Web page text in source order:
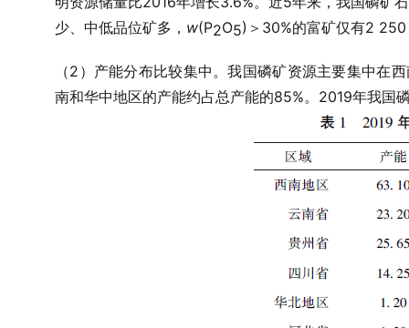
少、中低品位矿多， w(P2O5) ＞ 30%的富矿仅有2
（2 ）产能分布比较集中。我国磷矿资源主要集中在
南和华中地区的产能约占总产能的85%。 2019年我国